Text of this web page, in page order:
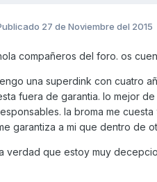
27 de Noviembre del 2015
compañeros del foro. os
una superdink con cuatro
fuera de garantia. lo mejor
la broma me
garantiza a mi que dentro de
verdad que estoy muy